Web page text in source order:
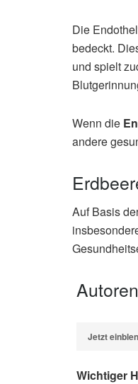
Die
bedeckt.
und spielt
Wenn die
andere
Auf Basis
Jetzt
Wichtiger